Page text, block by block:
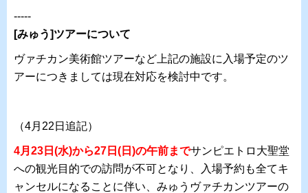
-----
[みゅう]ツアーについて
ヴァチカン美術館ツアーなど上記の施設に入場予定のツ
アーにつきましては現在対応を検討中です。
（4月22日追記）
4月23日(水)から27日(日)の午前までサンピエトロ大聖堂
への観光目的での訪問が不可となり、入場予約も全てキ
ャンセルになることに伴い、みゅうヴァチカンツアーの